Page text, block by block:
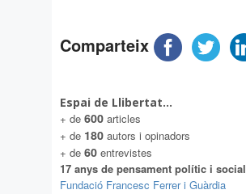
Comparteix
Espai de Llibertat…
+ de 600 articles
+ de 180 autors i opinadors
+ de 60 entrevistes
17 anys de pensament polític i social
Fundació Francesc Ferrer i Guàrdia